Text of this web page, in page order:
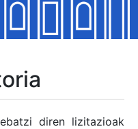
diren lizitazioak